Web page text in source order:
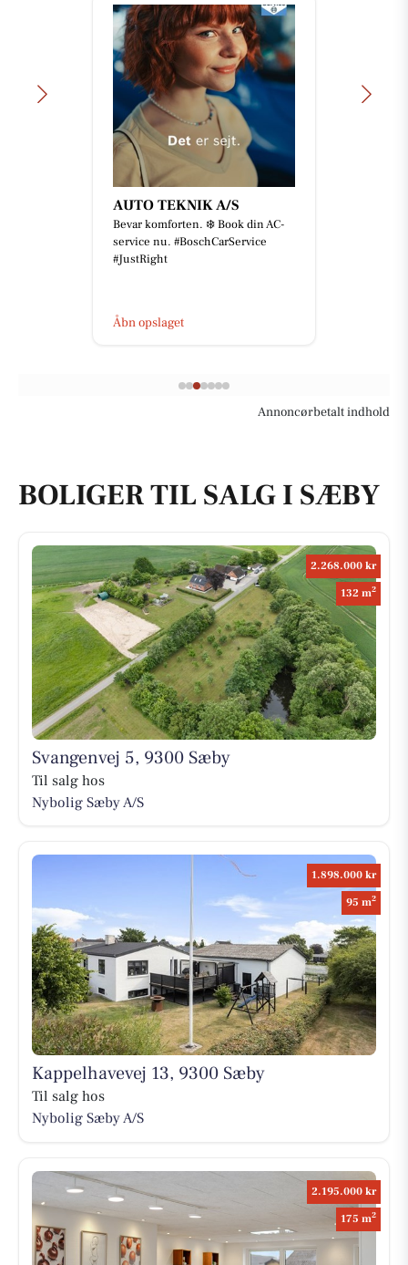
AUTO TEKNIK A/S
Bevar komforten. ❄️ Book din AC-
service nu. #BoschCarService
#JustRight
Åbn opslaget
Annoncørbetalt indhold
BOLIGER TIL SALG I SÆBY
2.268.000 kr
132 m2
Svangenvej 5, 9300 Sæby
Til salg hos
Nybolig Sæby A/S
1.898.000 kr
95 m2
Kappelhavevej 13, 9300 Sæby
Til salg hos
Nybolig Sæby A/S
2.195.000 kr
175 m2